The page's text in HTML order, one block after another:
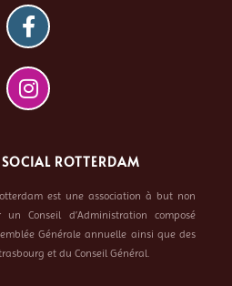
SOCIAL ROTTERDAM
est une association à but non
Conseil d’Administration composé
Générale annuelle ainsi que des
et du Conseil Général.